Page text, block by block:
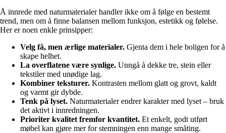
Å innrede med naturmaterialer handler ikke om å følge en bestemt
trend, men om å finne balansen mellom funksjon, estetikk og følelse.
Her er noen enkle prinsipper:
Velg få, men ærlige materialer. Gjenta dem i hele boligen for å
skape helhet.
La overflatene være synlige. Unngå å dekke tre, stein eller
tekstiler med unødige lag.
Kombiner teksturer. Kontrasten mellom glatt og grovt, kaldt
og varmt gir dybde.
Tenk på lyset. Naturmaterialer endrer karakter med lyset – bruk
det aktivt i innredningen.
Prioriter kvalitet fremfor kvantitet. Et enkelt, godt utført
møbel kan gjøre mer for stemningen enn mange småting.